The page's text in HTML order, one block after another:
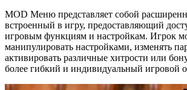
MOD Меню представляет собой
встроенный в игру, предоставляющий
игровым функциям и настройкам. Игрок
манипулировать настройками, изменять
активировать различные хитрости или
более гибкий и индивидуальный игровой